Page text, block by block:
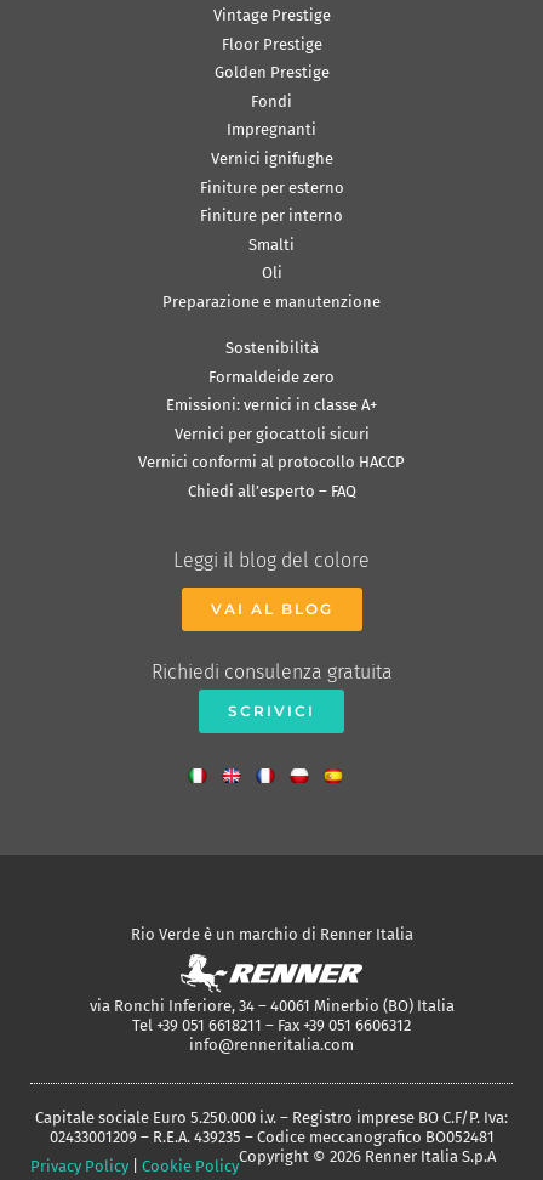
Vintage Prestige
Floor Prestige
Golden Prestige
Fondi
Impregnanti
Vernici ignifughe
Finiture per esterno
Finiture per interno
Smalti
Oli
Preparazione e manutenzione
Sostenibilità
Formaldeide zero
Emissioni: vernici in classe A+
Vernici per giocattoli sicuri
Vernici conformi al protocollo HACCP
Chiedi all’esperto – FAQ
Leggi il blog del colore
VAI AL BLOG
Richiedi consulenza gratuita
SCRIVICI
Rio Verde è un marchio di Renner Italia
via Ronchi Inferiore, 34 – 40061 Minerbio (BO) Italia
Tel +39 051 6618211 – Fax +39 051 6606312
info@renneritalia.com
Capitale sociale Euro 5.250.000 i.v. – Registro imprese BO C.F/P. Iva:
02433001209 – R.E.A. 439235 – Codice meccanografico BO052481
Privacy Policy
Cookie Policy
Copyright © 2026 Renner Italia S.p.A